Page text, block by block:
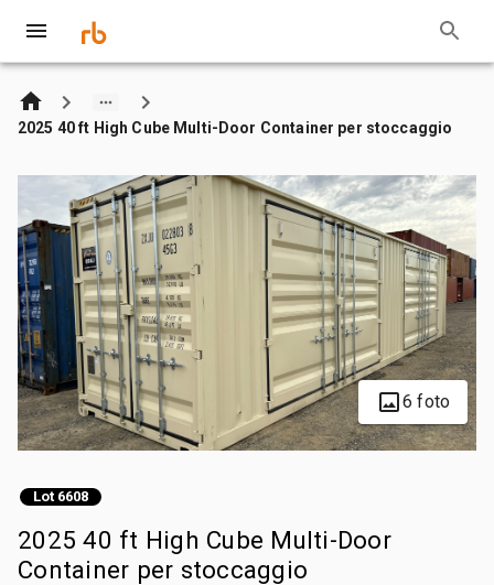
2025 40 ft High Cube Multi-Door Container per stoccaggio
6 foto
Lot 6608
2025 40 ft High Cube Multi-Door
Container per stoccaggio